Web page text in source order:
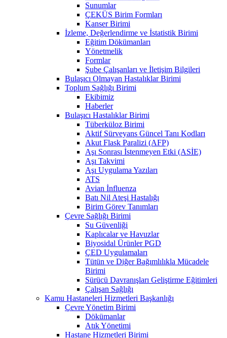
Sunumlar
ÇEKÜS Birim Formları
Kanser Birimi
İzleme, Değerlendirme ve İstatistik Birimi
Eğitim Dökümanları
Yönetmelik
Formlar
Şube Çalışanları ve İletişim Bilgileri
Bulaşıcı Olmayan Hastalıklar Birimi
Toplum Sağlığı Birimi
Ekibimiz
Haberler
Bulaşıcı Hastalıklar Birimi
Tüberküloz Birimi
Aktif Sürveyans Güncel Tanı Kodları
Akut Flask Paralizi (AFP)
Aşı Sonrası İstenmeyen Etki (ASİE)
Aşı Takvimi
Aşı Uygulama Yazıları
ATS
Avian İnfluenza
Batı Nil Ateşi Hastalığı
Birim Görev Tanımları
Çevre Sağlığı Birimi
Su Güvenliği
Kaplıcalar ve Havuzlar
Biyosidal Ürünler PGD
ÇED Uygulamaları
Tütün ve Diğer Bağımlılıkla Mücadele
Birimi
Sürücü Davranışları Geliştirme Eğitimleri
Çalışan Sağlığı
Kamu Hastaneleri Hizmetleri Başkanlığı
Çevre Yönetim Birimi
Dökümanlar
Atık Yönetimi
Hastane Hizmetleri Birimi